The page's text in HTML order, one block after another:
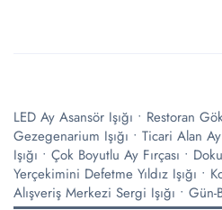
LED Ay Asansör Işığı • Restoran
Gezegenarium Işığı • Ticari Alan
Işığı • Çok Boyutlu Ay Fırçası •
Yerçekimini Defetme Yıldız Işığı •
Alışveriş Merkezi Sergi Işığı • Gün-